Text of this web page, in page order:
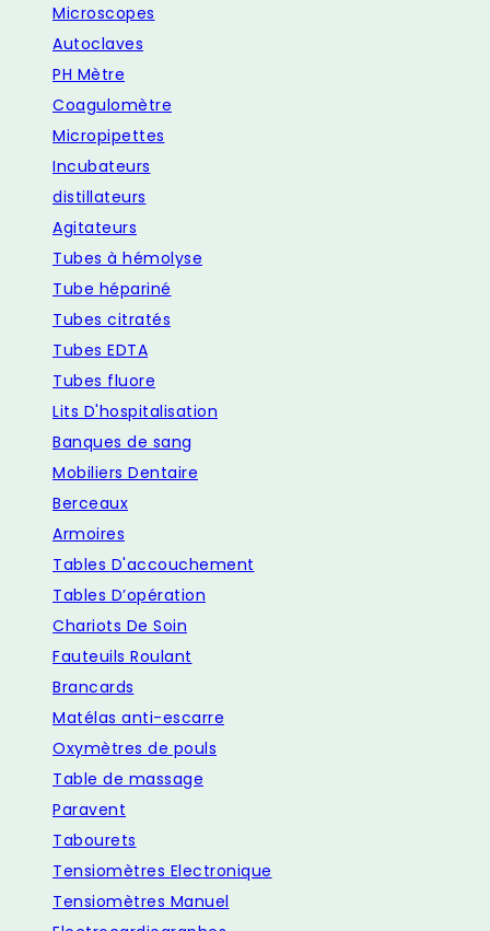
Microscopes
Autoclaves
PH Mètre
Coagulomètre
Micropipettes
Incubateurs
distillateurs
Agitateurs
Tubes à hémolyse
Tube hépariné
Tubes citratés
Tubes EDTA
Tubes fluore
Lits D'hospitalisation
Banques de sang
Mobiliers Dentaire
Berceaux
Armoires
Tables D'accouchement
Tables D’opération
Chariots De Soin
Fauteuils Roulant
Brancards
Matélas anti-escarre
Oxymètres de pouls
Table de massage
Paravent
Tabourets
Tensiomètres Electronique
Tensiomètres Manuel